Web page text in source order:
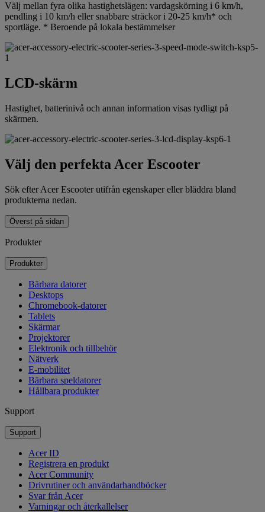
Välj mellan fyra olika hastighetslägen: vardagskörning i 6 km/h,
pendling i 10 km/h eller snabbare sträckor i 20-25 km/h* och
sportläge. * Beroende på lokala bestämmelser
LCD-skärm
Hastighet, batterinivå och annan information visas tydligt på
skärmen.
Välj den perfekta Acer Escooter
Sök efter Acer Escooter utifrån egenskaper eller bläddra bland
produkterna nedan.
Överst på sidan
Produkter
Produkter
Bärbara datorer
Desktops
Chromebook-datorer
Tablets
Skärmar
Projektorer
Elektronik och tillbehör
Nätverk
E-mobilitet
Bärbara speldatorer
Hållbara produkter
Support
Support
Acer ID
Registrera en produkt
Acer Community
Drivrutiner och användarhandböcker
Svar från Acer
Varningar och återkallelser